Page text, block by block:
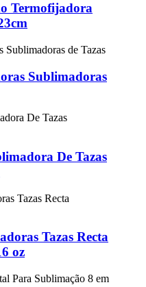
Termofijadora
Sublimadoras
De Tazas
Tazas Recta
oz